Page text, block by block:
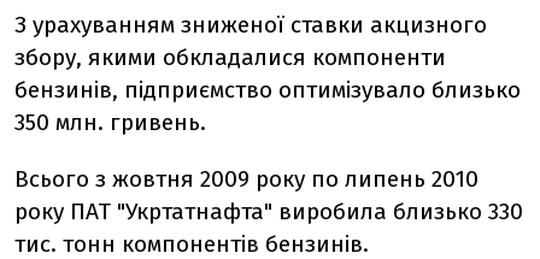
З урахуванням зниженої ставки акцизного
збору, якими обкладалися компоненти
бензинів, підприємство оптимізувало близько
350 млн. гривень.
Всього з жовтня 2009 року по липень 2010
року ПАТ "Укртатнафта" виробила близько 330
тис. тонн компонентів бензинів.